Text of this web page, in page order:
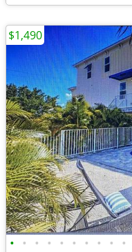
• • • • • • • • • •
$1,490